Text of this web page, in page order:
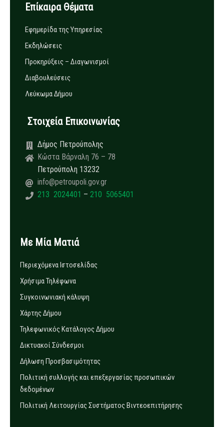
Επίκαιρα Θέματα
Εφημερίδα της Υπηρεσίας
Εκδηλώσεις
Προκηρύξεις – Διαγωνισμοί
Διαβουλεύσεις
Λεύκωμα Δήμου
Στοιχεία Επικοινωνίας
Δήμος Πετρούπολης
Κώστα Βάρναλη 76 – 78
Πετρούπολη 13232
info@petroupoli.gov.gr
213 2024401 – 210 5065401
Με Μία Ματιά
Περιεχόμενα Ιστοσελίδας
Χρήσιμα Τηλέφωνα
Συγκοινωνιακή κάλυψη
Χάρτης Δήμου
Τηλεφωνικός Κατάλογος Δήμου
Δικτυακοί Σύνδεσμοι
Δήλωση Προσβασιμότητας
Πολιτική συλλογής και επεξεργασίας προσωπικών
δεδομένων
Πολιτική Λειτουργίας Συστήματος Βιντεοεπιτήρησης